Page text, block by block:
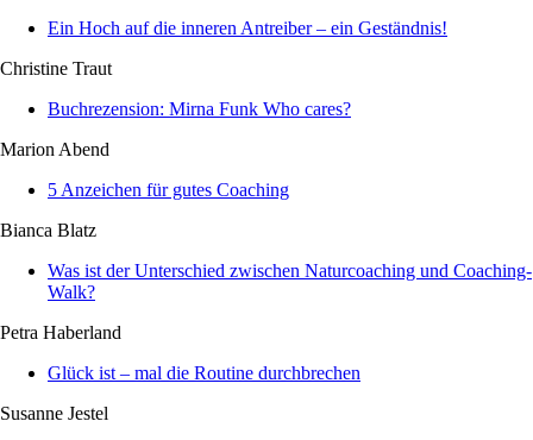
Ein Hoch auf die inneren Antreiber – ein Geständnis!
Christine Traut
Buchrezension: Mirna Funk Who cares?
Marion Abend
5 Anzeichen für gutes Coaching
Bianca Blatz
Was ist der Unterschied zwischen Naturcoaching und Coaching-
Walk?
Petra Haberland
Glück ist – mal die Routine durchbrechen
Susanne Jestel